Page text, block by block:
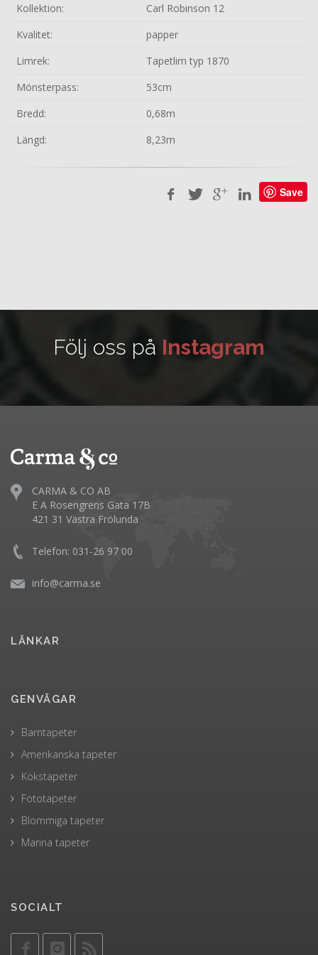
Kollektion:
Carl Robinson 12
Kvalitet:
papper
Limrek:
Tapetlim typ 1870
Mönsterpass:
53cm
Bredd:
0,68m
Längd:
8,23m
Save
Följ oss på Instagram
CARMA & CO AB
E A Rosengrens Gata 17B
421 31 Västra Frölunda
Telefon: 031-26 97 00
info@carma.se
LÄNKAR
GENVÄGAR
Barntapeter
Amerikanska tapeter
Kökstapeter
Fototapeter
Blommiga tapeter
Marina tapeter
SOCIALT